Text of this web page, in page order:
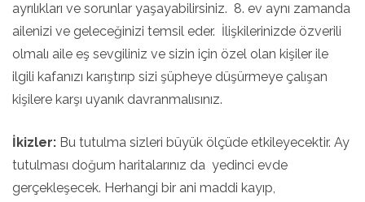
ayrılıkları ve sorunlar yaşayabilirsiniz. 8. ev aynı zamanda
ailenizi ve geleceğinizi temsil eder. İlişkilerinizde özverili
olmalı aile eş sevgiliniz ve sizin için özel olan kişiler ile
ilgili kafanızı karıştırıp sizi şüpheye düşürmeye çalışan
kişilere karşı uyanık davranmalısınız.
İkizler: Bu tutulma sizleri büyük ölçüde etkileyecektir. Ay
tutulması doğum haritalarınız da yedinci evde
gerçekleşecek. Herhangi bir ani maddi kayıp,